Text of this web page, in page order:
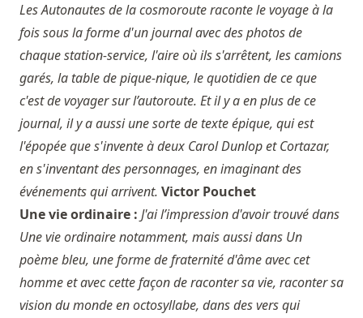
Les Autonautes de la cosmoroute raconte le voyage à la
fois sous la forme d'un journal avec des photos de
chaque station-service, l'aire où ils s'arrêtent, les camions
garés, la table de pique-nique, le quotidien de ce que
c'est de voyager sur l’autoroute. Et il y a en plus de ce
journal, il y a aussi une sorte de texte épique, qui est
l'épopée que s'invente à deux Carol Dunlop et Cortazar,
en s'inventant des personnages, en imaginant des
événements qui arrivent. Victor Pouchet
Une vie ordinaire : J'ai l’impression d'avoir trouvé dans
Une vie ordinaire notamment, mais aussi dans Un
poème bleu, une forme de fraternité d'âme avec cet
homme et avec cette façon de raconter sa vie, raconter sa
vision du monde en octosyllabe, dans des vers qui